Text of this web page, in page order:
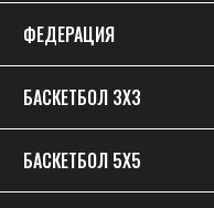
ФЕДЕРАЦИЯ
БАСКЕТБОЛ 3Х3
БАСКЕТБОЛ 5Х5